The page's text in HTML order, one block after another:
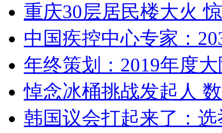
重庆30层居民楼大火
中国疾控中心专家：
年终策划：2019年度
悼念冰桶挑战发起人
韩国议会打起来了：